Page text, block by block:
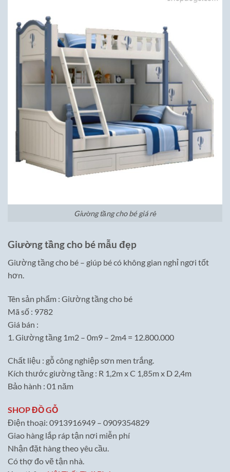
Giường tầng cho bé giá rẻ
Giường tầng cho bé mẫu đẹp
Giường tầng cho bé – giúp bé có không gian nghỉ ngơi tốt
hơn.
Tên sản phẩm : Giường tầng cho bé
Mã số : 9782
Giá bán :
1. Giường tầng 1m2 – 0m9 – 2m4 = 12.800.000
Chất liệu : gỗ công nghiệp sơn men trắng.
Kích thước giường tầng : R 1,2m x C 1,85m x D 2,4m
Bảo hành : 01 năm
SHOP ĐỒ GỖ
Điện thoại: 0913916949 – 0909354829
Giao hàng lắp ráp tận nơi miễn phí
Nhận đặt hàng theo yêu cầu.
Có thợ đo vẽ tận nhà.